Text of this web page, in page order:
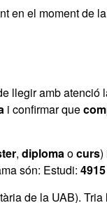
en el moment de
llegir amb atenció
i confirmar que
, diplomaocurs)
són: Estudi: 4915
de la UAB).